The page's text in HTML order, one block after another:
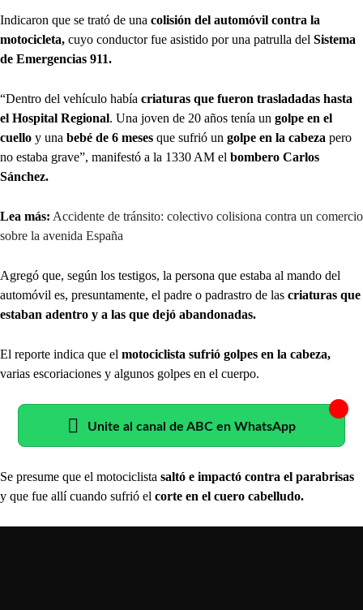
Indicaron que se trató de una colisión del automóvil contra la
motocicleta, cuyo conductor fue asistido por una patrulla del Sistema
de Emergencias 911.
“Dentro del vehículo había criaturas que fueron trasladadas hasta
el Hospital Regional. Una joven de 20 años tenía un golpe en el
cuello y una bebé de 6 meses que sufrió un golpe en la cabeza pero
no estaba grave”, manifestó a la 1330 AM el bombero Carlos
Sánchez.
Lea más: Accidente de tránsito: colectivo colisiona contra un comercio
sobre la avenida España
Agregó que, según los testigos, la persona que estaba al mando del
automóvil es, presuntamente, el padre o padrastro de las criaturas que
estaban adentro y a las que dejó abandonadas.
El reporte indica que el motociclista sufrió golpes en la cabeza,
varias escoriaciones y algunos golpes en el cuerpo.
Unite al canal de ABC en WhatsApp
Se presume que el motociclista saltó e impactó contra el parabrisas
y que fue allí cuando sufrió el corte en el cuero cabelludo.